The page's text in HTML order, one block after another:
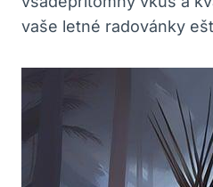
vaše letné radovánky